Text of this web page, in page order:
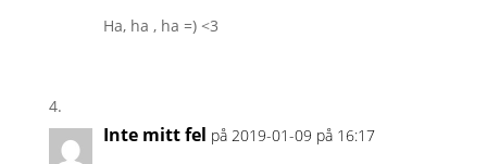
Ha, ha , ha =) <3
Inte mitt fel på 2019-01-09 på 16:17